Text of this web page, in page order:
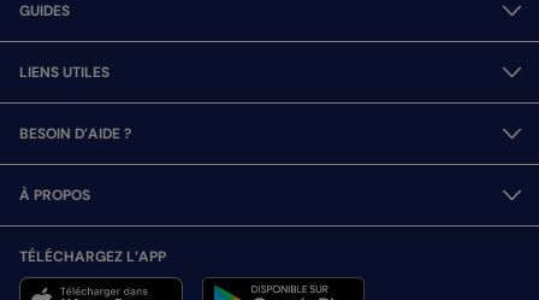
GUIDES
LIENS UTILES
BESOIN D’AIDE ?
À PROPOS
TÉLÉCHARGEZ L’APP